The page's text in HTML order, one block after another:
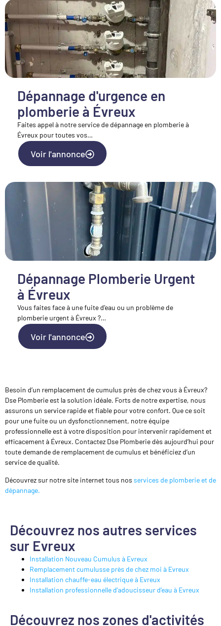
Dépannage d'urgence en
plomberie à Évreux
Faites appel à notre service de dépannage en plomberie à
Évreux pour toutes vos…
Voir l'annonce
Dépannage Plomberie Urgent
à Évreux
Vous faites face à une fuite d’eau ou un problème de
plomberie urgent à Évreux ?…
Voir l'annonce
Besoin d’un remplacement de cumulus près de chez vous à Évreux?
Dse Plomberie est la solution idéale. Forts de notre expertise, nous
assurons un service rapide et fiable pour votre confort. Que ce soit
pour une fuite ou un dysfonctionnement, notre équipe
professionnelle est à votre disposition pour intervenir rapidement et
efficacement à Évreux. Contactez Dse Plomberie dès aujourd’hui pour
toute demande de remplacement de cumulus et bénéficiez d’un
service de qualité.
Découvrez sur notre site internet tous nos services de plomberie et de
dépannage.
Découvrez nos autres services
sur Evreux
Installation Nouveau Cumulus à Evreux
Remplacement cumulusse près de chez moi à Evreux
Installation chauffe-eau électrique à Evreux
Installation professionnelle d’adoucisseur d’eau à Evreux
Découvrez nos zones d'activités